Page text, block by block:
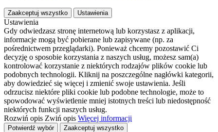
Zaakceptuj wszystko Ustawienia
Ustawienia
Gdy odwiedzasz stronę internetową lub korzystasz z aplikacji,
informacje mogą być pobierane lub zapisywane (np. za
pośrednictwem przeglądarki). Ponieważ chcemy pozostawić Ci
decyzję o sposobie korzystania z naszych usług, możesz sam(a)
kontrolować korzystanie z niektórych rodzajów plików cookie lub
podobnych technologii. Kliknij na poszczególne nagłówki kategorii,
aby dowiedzieć się więcej i zmienić swoje ustawienia. Jeśli
odrzucisz niektóre pliki cookie lub podobne technologie, może to
spowodować wyświetlenie mniej istotnych treści lub niedostępność
niektórych funkcji naszych usług.
Rozwiń opis Zwiń opis Więcej informacji
Potwierdź wybór
Zaakceptuj wszystko